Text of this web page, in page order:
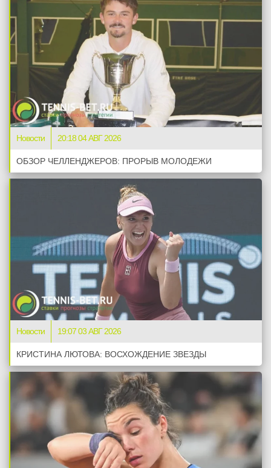
Новости 20:18 04 АВГ 2026
ОБЗОР ЧЕЛЛЕНДЖЕРОВ: ПРОРЫВ МОЛОДЕЖИ
Новости 19:07 03 АВГ 2026
КРИСТИНА ЛЮТОВА: ВОСХОЖДЕНИЕ ЗВЕЗДЫ